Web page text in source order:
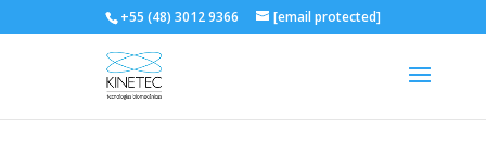
+55 (48) 3012 9366 [email protected]